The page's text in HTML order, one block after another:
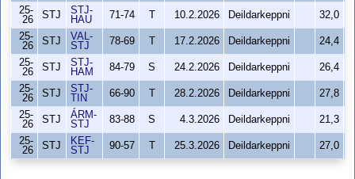
25-
26
STJ
STJ-
HAU
71-74 10.2.2026 Deildarkeppni
32,0
25-
26
STJ
VAL-
STJ
78-69 17.2.2026 Deildarkeppni
24,4
25-
26
STJ
STJ-
HAM
84-79 S 24.2.2026 Deildarkeppni
26,4
25-
26
STJ
STJ-
TIN
66-90 28.2.2026 Deildarkeppni
27,8
25-
26
STJ
ÁRM-
STJ
83-88 S 4.3.2026 Deildarkeppni
21,3
25-
26
STJ
KEF-
STJ
90-57 25.3.2026 Deildarkeppni 27,0